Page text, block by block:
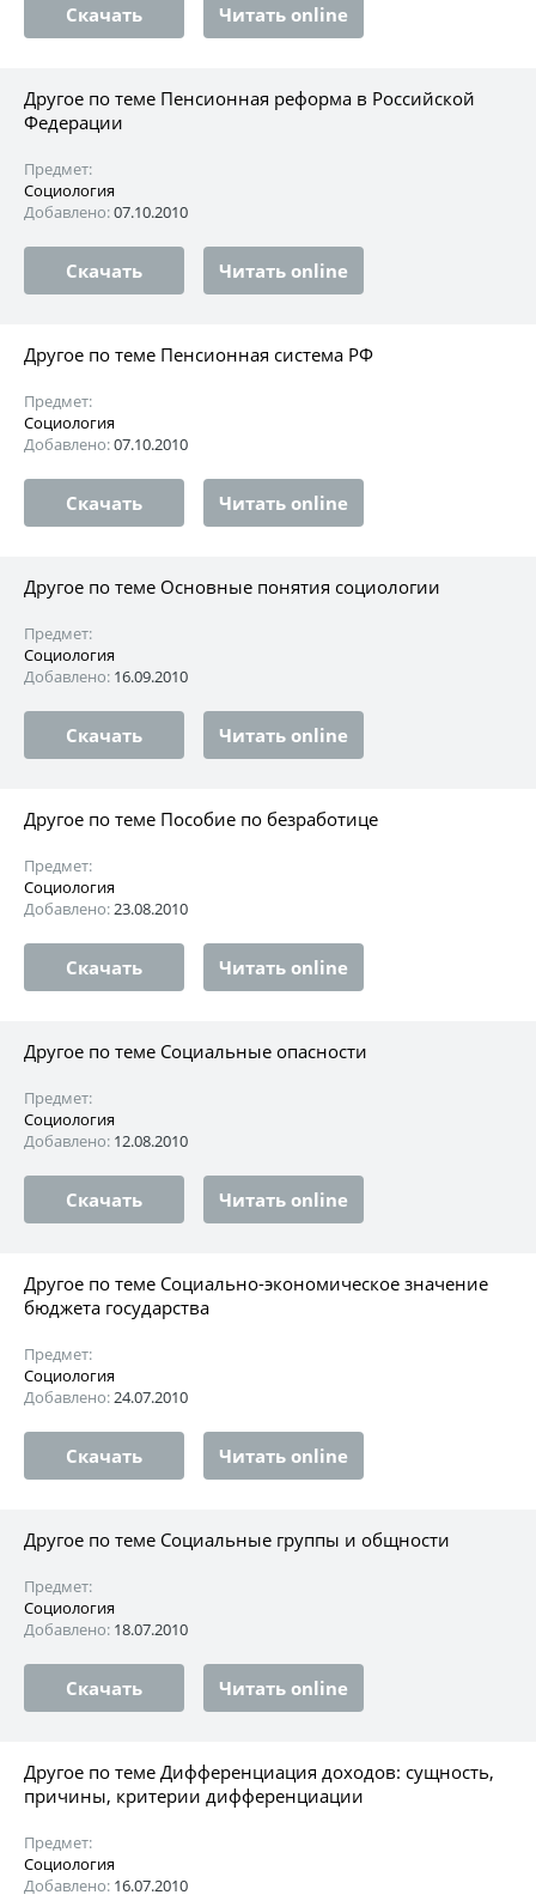
Скачать Читать online
Другое по теме Пенсионная реформа в Российской
Федерации
Предмет:
Социология
Добавлено:07.10.2010
Скачать Читать online
Другое по теме Пенсионная система РФ
Предмет:
Социология
Добавлено:07.10.2010
Скачать Читать online
Другое по теме Основные понятия социологии
Предмет:
Социология
Добавлено: 16.09.2010
Скачать Читать online
Другое по теме Пособие по безработице
Предмет:
Социология
Добавлено:23.08.2010
Скачать Читать online
Другое по теме Социальные опасности
Предмет:
Социология
Добавлено: 12.08.2010
Скачать Читать online
Другое по теме Социально-экономическое значение
бюджета государства
Предмет:
Социология
Добавлено:24.07.2010
Скачать Читать online
Другое по теме Социальные группы и общности
Предмет:
Социология
Добавлено: 18.07.2010
Скачать Читать online
Другое по теме Дифференциация доходов: сущность,
причины, критерии дифференциации
Предмет:
Социология
Добавлено: 16.07.2010